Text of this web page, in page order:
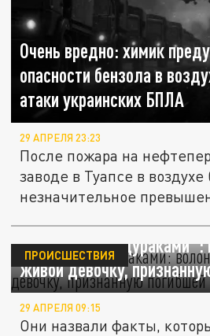
Очень вредно: химик
опасности бензола в
атаки украинских БПЛА
29 АПРЕЛЯ 23:23
После пожара на
заводе в Туапсе в
незначительное
"Нас считают дураками":
живой девочку,
ПРОИСШЕСТВИЯ
29 АПРЕЛЯ 09:15
Они назвали факты,